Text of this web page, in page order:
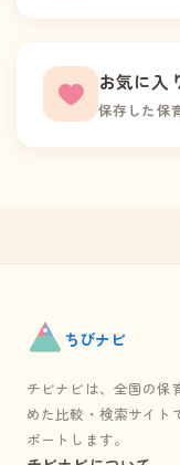
お気に入
保存した保
ちびナビ
チビナビは、全国の保
めた比較・検索サイト
ポートします。